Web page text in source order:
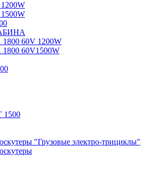
60V 1200W
60V1500W
1500
"Грузовые электро‑трициклы"